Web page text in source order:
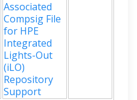
Associated
Compsig File
for HPE
Integrated
Lights-Out
(iLO)
Repository
Support